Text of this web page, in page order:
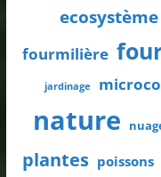
ecosystème
fourmilière
jardinage
nature
plantes poissons